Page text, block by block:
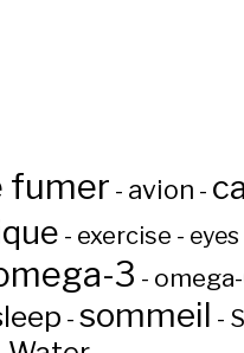
fumer - avion -
- exercise - eyes
3 -
- sommeil -